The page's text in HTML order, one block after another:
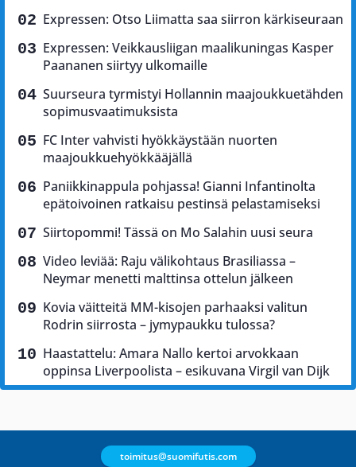
Expressen: Otso Liimatta saa siirron kärkiseuraan
Expressen: Veikkausliigan maalikuningas Kasper
Paananen siirtyy ulkomaille
Suurseura tyrmistyi Hollannin maajoukkuetähden
sopimusvaatimuksista
FC Inter vahvisti hyökkäystään nuorten
maajoukkuehyökkääjällä
Paniikkinappula pohjassa! Gianni Infantinolta
epätoivoinen ratkaisu pestinsä pelastamiseksi
Siirtopommi! Tässä on Mo Salahin uusi seura
Video leviää: Raju välikohtaus Brasiliassa –
Neymar menetti malttinsa ottelun jälkeen
Kovia väitteitä MM-kisojen parhaaksi valitun
Rodrin siirrosta – jymypaukku tulossa?
Haastattelu: Amara Nallo kertoi arvokkaan
oppinsa Liverpoolista – esikuvana Virgil van Dijk
toimitus@suomifutis.com